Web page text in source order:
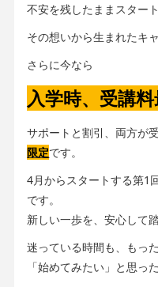
不安を残したままスター
その想いから生まれたキ
さらに今なら
入学時、受講
サポートと割引、両方が
限定です。
4月からスタートする第1
です。
新しい一歩を、安心して
迷っている時間も、もっ
「始めてみたい」と思っ